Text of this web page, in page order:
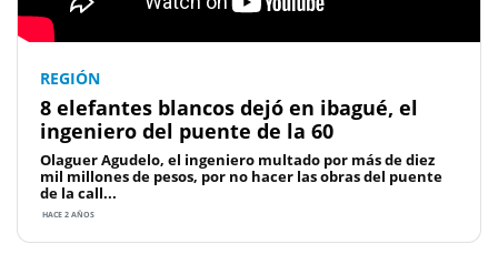
REGIÓN
8 elefantes blancos dejó en ibagué, el
ingeniero del puente de la 60
Olaguer Agudelo, el ingeniero multado por más de diez
mil millones de pesos, por no hacer las obras del puente
de la call...
HACE 2 AÑOS